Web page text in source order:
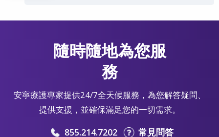
隨時隨地為您服
務
安寧療護專家提供24/7全天候服務，為您解答疑問、
提供支援，並確保滿足您的一切需求。
855.214.7202 常見問答